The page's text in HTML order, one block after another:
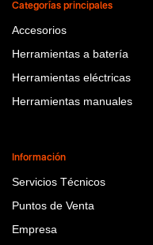
Categorías principales
Accesorios
Herramientas a batería
Herramientas eléctricas
Herramientas manuales
Información
Servicios Técnicos
Puntos de Venta
Empresa